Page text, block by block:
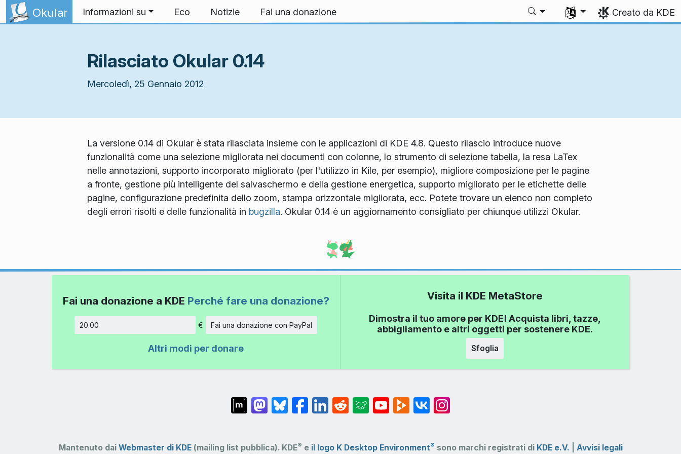
Passa al contenuto
Okular Informazioni su Eco Notizie Fai una donazione
Seleziona la lingua
Creato da KDE
Rilasciato Okular 0.14
Mercoledì, 25 Gennaio 2012
La versione 0.14 di Okular è stata rilasciata insieme con le applicazioni di KDE 4.8. Questo rilascio introduce nuove
funzionalità come una selezione migliorata nei documenti con colonne, lo strumento di selezione tabella, la resa LaTex
nelle annotazioni, supporto incorporato migliorato (per l'utilizzo in Kile, per esempio), migliore composizione per le pagine
a fronte, gestione più intelligente del salvaschermo e della gestione energetica, supporto migliorato per le etichette delle
pagine, configurazione predefinita dello zoom, stampa orizzontale migliorata, ecc. Potete trovare un elenco non completo
degli errori risolti e delle funzionalità in bugzilla. Okular 0.14 è un aggiornamento consigliato per chiunque utilizzi Okular.
Fai una donazione a KDE Perché fare una donazione?
Importo
€ Fai una donazione con PayPal
Altri modi per donare
Visita il KDE MetaStore
Dimostra il tuo amore per KDE! Acquista libri, tazze,
abbigliamento e altri oggetti per sostenere KDE.
Sfoglia
Mantenuto dai Webmaster di KDE(mailing list pubblica). KDE® e il logo K Desktop Environment® sono marchi registrati di KDE e.V. Avvisi legali